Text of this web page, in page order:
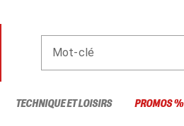
Mot-clé
TECHNIQUE ET LOISIRS PROMOS %